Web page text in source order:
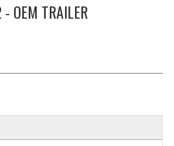
- OEM TRAILER